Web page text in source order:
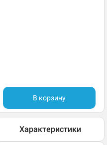
В корзину
Характеристики